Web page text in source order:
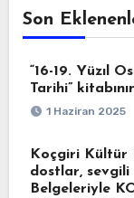
Son
“16-19. Yüzıl
Tarihi”
1 Haziran 2025
Koçgiri Kültür
dostlar, sevgili
Belgeleriyle